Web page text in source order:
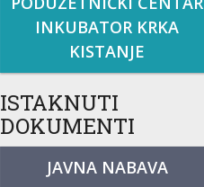
INKUBATOR KRKA
KISTANJE
ISTAKNUTI
DOKUMENTI
JAVNA NABAVA